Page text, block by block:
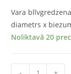
Vara
diametrs x
Noliktavā 20